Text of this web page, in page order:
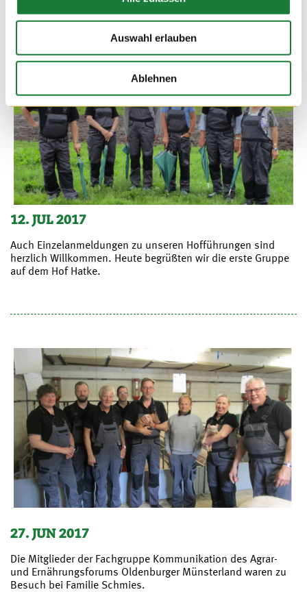
Auswahl erlauben
Ablehnen
12. JUL 2017
Auch Einzelanmeldungen zu unseren Hofführungen sind
herzlich Willkommen. Heute begrüßten wir die erste Gruppe
auf dem Hof Hatke.
27. JUN 2017
Die Mitglieder der Fachgruppe Kommunikation des Agrar-
und Ernährungsforums Oldenburger Münsterland waren zu
Besuch bei Familie Schmies.